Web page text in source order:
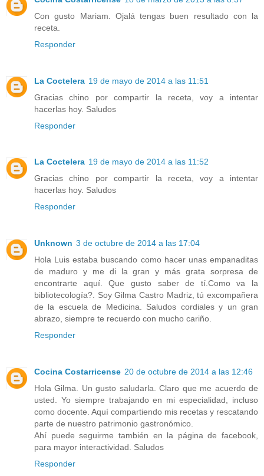
Con gusto Mariam. Ojalá tengas buen resultado con la
receta.
Responder
La Coctelera 19 de mayo de 2014 a las 11:51
Gracias chino por compartir la receta, voy a intentar
hacerlas hoy. Saludos
Responder
La Coctelera 19 de mayo de 2014 a las 11:52
Gracias chino por compartir la receta, voy a intentar
hacerlas hoy. Saludos
Responder
Unknown 3 de octubre de 2014 a las 17:04
Hola Luis estaba buscando como hacer unas empanaditas
de maduro y me di la gran y más grata sorpresa de
encontrarte aquí. Que gusto saber de tí.Como va la
bibliotecología?. Soy Gilma Castro Madriz, tú excompañera
de la escuela de Medicina. Saludos cordiales y un gran
abrazo, siempre te recuerdo con mucho cariño.
Responder
Cocina Costarricense 20 de octubre de 2014 a las 12:46
Hola Gilma. Un gusto saludarla. Claro que me acuerdo de
usted. Yo siempre trabajando en mi especialidad, incluso
como docente. Aquí compartiendo mis recetas y rescatando
parte de nuestro patrimonio gastronómico.
Ahí puede seguirme también en la página de facebook,
para mayor interactividad. Saludos
Responder